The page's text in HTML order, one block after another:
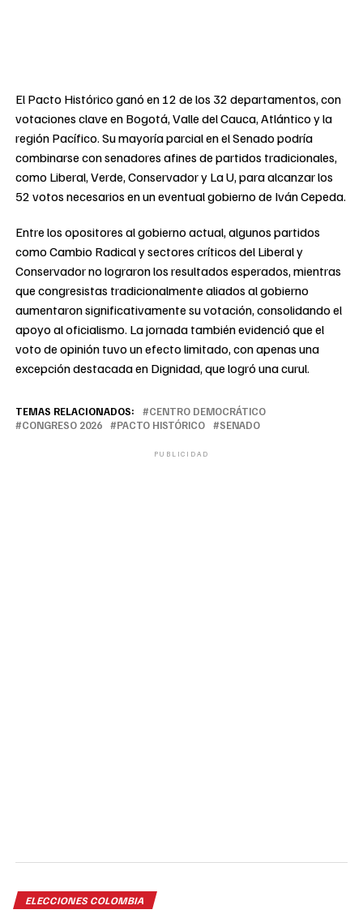
El Pacto Histórico ganó en 12 de los 32 departamentos, con
votaciones clave en Bogotá, Valle del Cauca, Atlántico y la
región Pacífico. Su mayoría parcial en el Senado podría
combinarse con senadores afines de partidos tradicionales,
como Liberal, Verde, Conservador y La U, para alcanzar los
52 votos necesarios en un eventual gobierno de Iván Cepeda.
Entre los opositores al gobierno actual, algunos partidos
como Cambio Radical y sectores críticos del Liberal y
Conservador no lograron los resultados esperados, mientras
que congresistas tradicionalmente aliados al gobierno
aumentaron significativamente su votación, consolidando el
apoyo al oficialismo. La jornada también evidenció que el
voto de opinión tuvo un efecto limitado, con apenas una
excepción destacada en Dignidad, que logró una curul.
TEMAS RELACIONADOS:
CENTRO DEMOCRÁTICO
CONGRESO 2026
PACTO HISTÓRICO SENADO
PUBLICIDAD
ELECCIONES COLOMBIA